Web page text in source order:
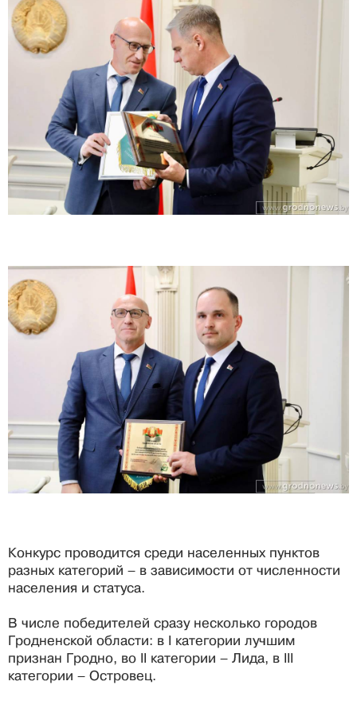
Конкурс проводится среди населенных пунктов
разных категорий – в зависимости от численности
населения и статуса.
В числе победителей сразу несколько городов
Гродненской области: в I категории лучшим
признан Гродно, во II категории – Лида, в III
категории – Островец.